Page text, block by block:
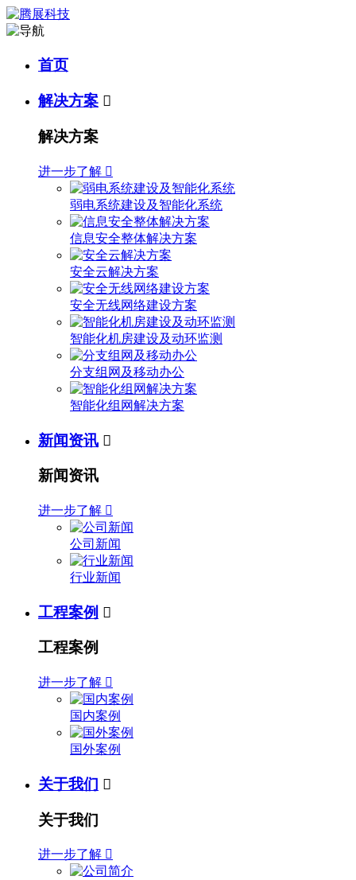
首页
解决方案 
解决方案
进一步了解 
弱电系统建设及智能化系统
信息安全整体解决方案
安全云解决方案
安全无线网络建设方案
智能化机房建设及动环监测
分支组网及移动办公
智能化组网解决方案
新闻资讯 
新闻资讯
进一步了解 
公司新闻
行业新闻
工程案例 
工程案例
进一步了解 
国内案例
国外案例
关于我们 
关于我们
进一步了解 